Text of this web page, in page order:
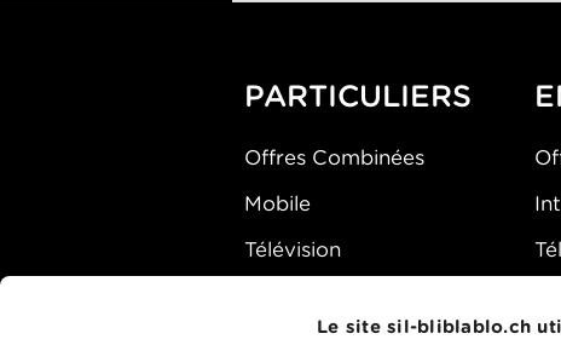
Le site sil-bliblablo.ch
PARTICULIERS
Offres Combinées
Mobile
Télévision